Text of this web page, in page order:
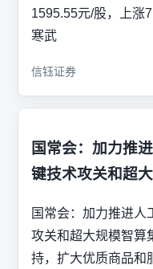
1595.55元/股，上涨
寒武
信钰证券
国常会：加力推
键技术攻关和超
国常会：加力推进人
攻关和超大规模智算
持，扩大优质商品和